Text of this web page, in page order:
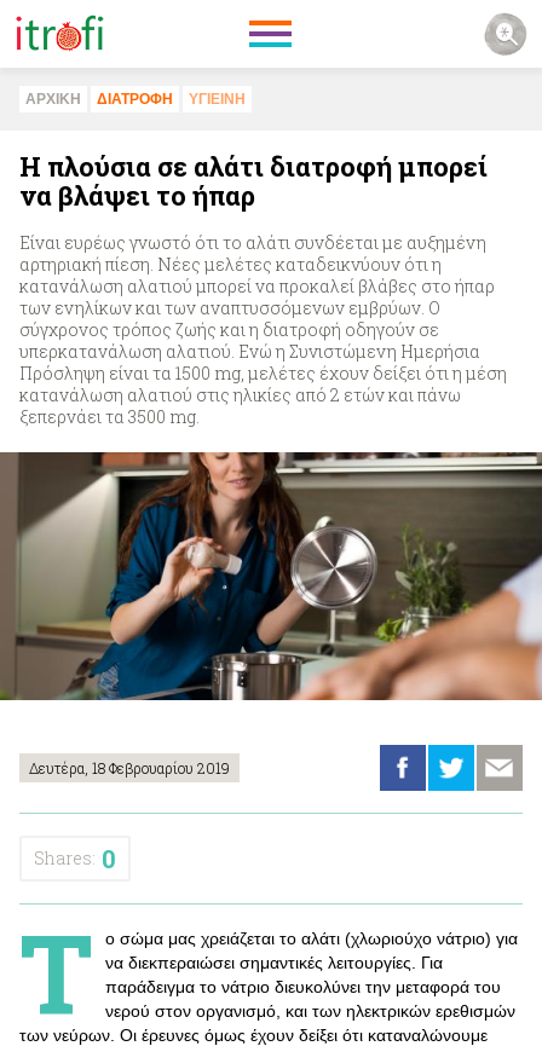
ΑΡΧΙΚΗ ΔΙΑΤΡΟΦΗ ΥΓΙΕΙΝΗ
Η πλούσια σε αλάτι διατροφή μπορεί
να βλάψει το ήπαρ
Είναι ευρέως γνωστό ότι το αλάτι συνδέεται με αυξημένη
αρτηριακή πίεση. Νέες μελέτες καταδεικνύουν ότι η
κατανάλωση αλατιού μπορεί να προκαλεί βλάβες στο ήπαρ
των ενηλίκων και των αναπτυσσόμενων εμβρύων. Ο
σύγχρονος τρόπος ζωής και η διατροφή οδηγούν σε
υπερκατανάλωση αλατιού. Ενώ η Συνιστώμενη Ημερήσια
Πρόσληψη είναι τα 1500 mg, μελέτες έχουν δείξει ότι η μέση
κατανάλωση αλατιού στις ηλικίες από 2 ετών και πάνω
ξεπερνάει τα 3500 mg.
Δευτέρα, 18 Φεβρουαρίου 2019
Shares: 0
Τ
ο σώμα μας χρειάζεται το αλάτι (χλωριούχο νάτριο) για
να διεκπεραιώσει σημαντικές λειτουργίες. Για
παράδειγμα το νάτριο διευκολύνει την μεταφορά του
νερού στον οργανισμό, και των ηλεκτρικών ερεθισμών
των νεύρων. Οι έρευνες όμως έχουν δείξει ότι καταναλώνουμε